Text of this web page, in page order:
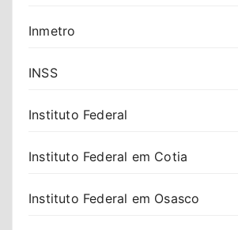
Inmetro
INSS
Instituto Federal
Instituto Federal em Cotia
Instituto Federal em Osasco